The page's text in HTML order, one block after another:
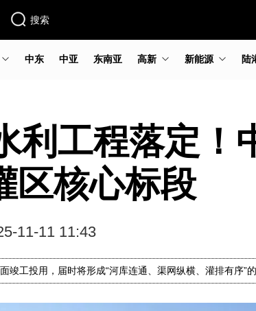
搜索
中东 中亚 东南亚 高新 新能源 陆
利工程落定！
区核心标段
11-11 11:43
竣工投用，届时将形成“河库连通、渠网纵横、灌排有序”